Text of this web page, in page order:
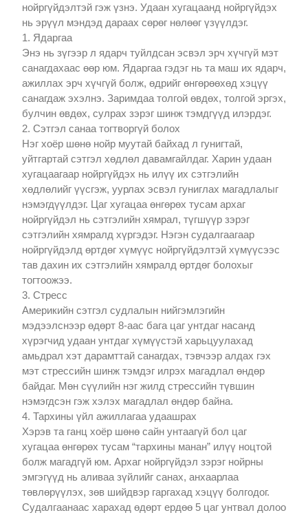
нойргүйдэлтэй гэж үзнэ. Удаан хугацаанд нойргүйдэх
нь эрүүл мэндэд дараах сөрөг нөлөөг үзүүлдэг.
1. Ядаргаа
Энэ нь зүгээр л ядарч туйлдсан эсвэл эрч хүчгүй мэт
санагдахаас өөр юм. Ядаргаа гэдэг нь та маш их ядарч,
ажиллах эрч хүчгүй болж, өдрийг өнгөрөөхөд хэцүү
санагдаж эхэлнэ. Заримдаа толгой өвдөх, толгой эргэх,
булчин өвдөх, сулрах зэрэг шинж тэмдгүүд илэрдэг.
2. Сэтгэл санаа тогтворгүй болох
Нэг хоёр шөнө нойр муутай байхад л гунигтай,
уйтгартай сэтгэл хөдлөл давамгайлдаг. Харин удаан
хугацаагаар нойргүйдэх нь илүү их сэтгэлийн
хөдлөлийг үүсгэж, уурлах эсвэл гуниглах магадлалыг
нэмэгдүүлдэг. Цаг хугацаа өнгөрөх тусам архаг
нойргүйдэл нь сэтгэлийн хямрал, түгшүүр зэрэг
сэтгэлийн хямралд хүргэдэг. Нэгэн судалгаагаар
нойргүйдэлд өртдөг хүмүүс нойргүйдэлтэй хүмүүсээс
тав дахин их сэтгэлийн хямралд өртдөг болохыг
тогтоожээ.
3. Стресс
Америкийн сэтгэл судлалын нийгэмлэгийн
мэдээлснээр өдөрт 8-аас бага цаг унтдаг насанд
хүрэгчид удаан унтдаг хүмүүстэй харьцуулахад
амьдрал хэт дарамттай санагдах, тэвчээр алдах гэх
мэт стрессийн шинж тэмдэг илрэх магадлал өндөр
байдаг. Мөн сүүлийн нэг жилд стрессийн түвшин
нэмэгдсэн гэж хэлэх магадлал өндөр байна.
4. Тархины үйл ажиллагаа удаашрах
Хэрэв та ганц хоёр шөнө сайн унтаагүй бол цаг
хугацаа өнгөрөх тусам “тархины манан” илүү ноцтой
болж магадгүй юм. Архаг нойргүйдэл зэрэг нойрны
эмгэгүүд нь аливаа зүйлийг санах, анхаарлаа
төвлөрүүлэх, зөв шийдвэр гаргахад хэцүү болгодог.
Судалгаанаас харахад өдөрт ердөө 5 цаг унтвал долоо